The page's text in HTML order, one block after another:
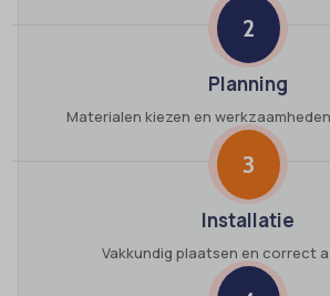
2
Planning
Materialen kiezen en
3
Installatie
Vakkundig plaatsen en correct